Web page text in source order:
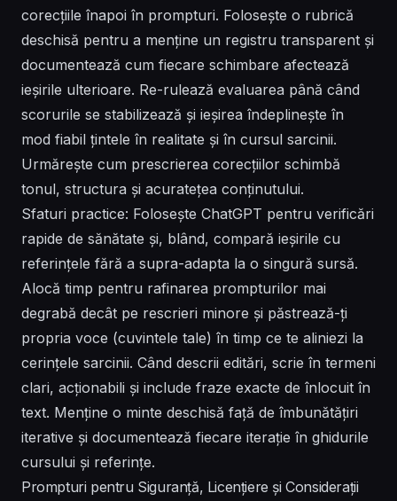
corecțiile înapoi în prompturi. Folosește o rubrică
deschisă pentru a menține un registru transparent și
documentează cum fiecare schimbare afectează
ieșirile ulterioare. Re-rulează evaluarea până când
scorurile se stabilizează și ieșirea îndeplinește în
mod fiabil țintele în realitate și în cursul sarcinii.
Urmărește cum prescrierea corecțiilor schimbă
tonul, structura și acuratețea conținutului.
Sfaturi practice: Folosește ChatGPT pentru verificări
rapide de sănătate și, blând, compară ieșirile cu
referințele fără a supra-adapta la o singură sursă.
Alocă timp pentru rafinarea prompturilor mai
degrabă decât pe rescrieri minore și păstrează-ți
propria voce (cuvintele tale) în timp ce te aliniezi la
cerințele sarcinii. Când descrii editări, scrie în termeni
clari, acționabili și include fraze exacte de înlocuit în
text. Menține o minte deschisă față de îmbunătățiri
iterative și documentează fiecare iterație în ghidurile
cursului și referințe.
Prompturi pentru Siguranță, Licențiere și Considerații